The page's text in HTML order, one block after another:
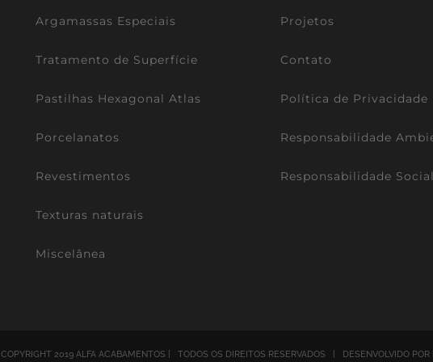
Argamassas Especiais
Tratamento de Superfície
Pastilhas Hexagonal Atlas
Porcelanatos
Revestimentos
Texturas naturais
Miscelânea
Projetos
Contato
Política de Privacidade
Responsabilidade
Responsabilidade Social
COPYRIGHT 2019 ALFA ACABAMENTOS | TODOS OS DIREITOS RESERVADOS | DESENVOLVIDO POR